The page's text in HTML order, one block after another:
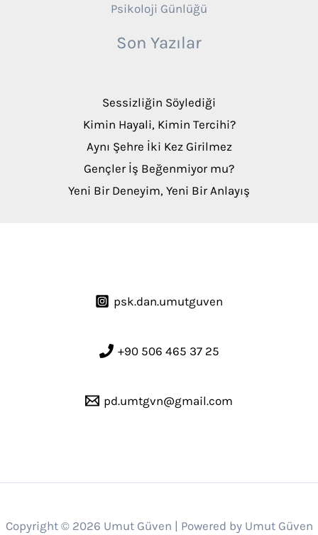
Psikoloji Günlüğü
Son Yazılar
Sessizliğin Söylediği
Kimin Hayali, Kimin Tercihi?
Aynı Şehre İki Kez Girilmez
Gençler İş Beğenmiyor mu?
Yeni Bir Deneyim, Yeni Bir Anlayış
psk.dan.umutguven
+90 506 465 37 25
pd.umtgvn@gmail.com
Copyright © 2026 Umut Güven | Powered by Umut Güven